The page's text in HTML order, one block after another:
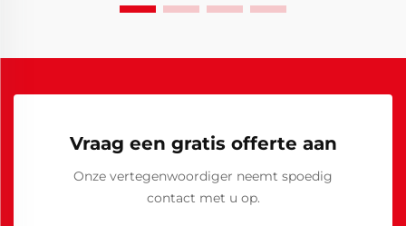
Vraag een gratis offerte aan
Onze vertegenwoordiger neemt spoedig
contact met u op.